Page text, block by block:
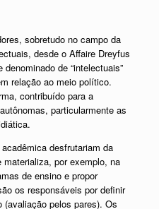
sobretudo no campo da
desde o Affaire Dreyfus
de “intelectuais”
relação ao meio político.
contribuído para a
particularmente as
desfrutariam da
por exemplo, na
de ensino e propor
os responsáveis por definir
pelos pares). Os